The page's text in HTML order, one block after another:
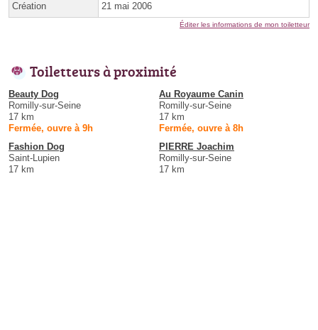
Création 21 mai 2006
Éditer les informations de mon toiletteur
Toiletteurs à proximité
Beauty Dog
Romilly-sur-Seine
17 km
Fermée, ouvre à 9h
Au Royaume Canin
Romilly-sur-Seine
17 km
Fermée, ouvre à 8h
Fashion Dog
Saint-Lupien
17 km
PIERRE Joachim
Romilly-sur-Seine
17 km